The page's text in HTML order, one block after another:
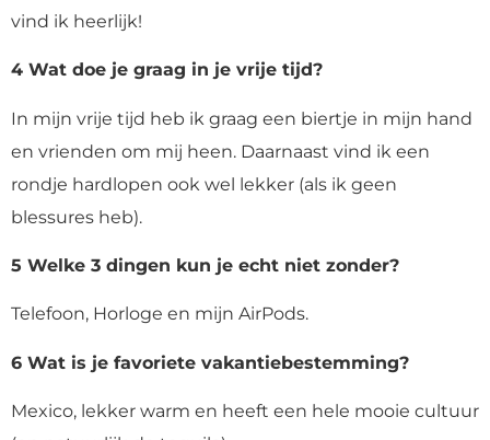
vind ik heerlijk!
4 Wat doe je graag in je vrije tijd?
In mijn vrije tijd heb ik graag een biertje in mijn hand
en vrienden om mij heen. Daarnaast vind ik een
rondje hardlopen ook wel lekker (als ik geen
blessures heb).
5 Welke 3 dingen kun je echt niet zonder?
Telefoon, Horloge en mijn AirPods.
6 Wat is je favoriete vakantiebestemming?
Mexico, lekker warm en heeft een hele mooie cultuur